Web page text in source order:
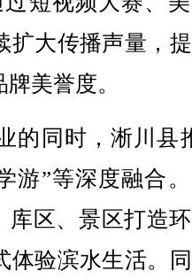
扩大传播声量，
美誉度。
同时，淅川县
游”等深度融合
库区、景区打造
体验滨水生活。